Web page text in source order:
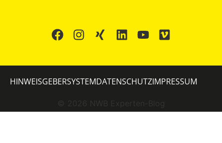
© 2026 NWB Experten-Blog
HINWEISGEBERSYSTEMDATENSCHUTZIMPRESSUM